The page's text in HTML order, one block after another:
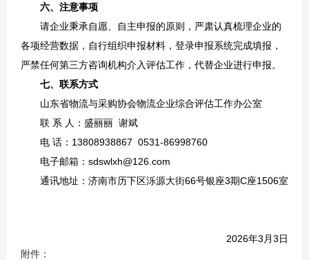
六、注意事项
请企业秉承自愿、自主申报的原则，严肃认真梳理企业的
各项经营数据，自行组织申报材料，登录申报系统完成填报，
严禁任何第三方咨询机构介入评估工作，代替企业进行申报。
七、联系方式
山东省物流与采购协会物流企业综合评估工作办公室
联 系 人：盛丽丽 谢斌
电 话：13808938867 0531-86998760
电子邮箱：sdswlxh@126.com
通讯地址：济南市历下区泺源大街66号银座3期C座1506室
2026年3月3日
附件：